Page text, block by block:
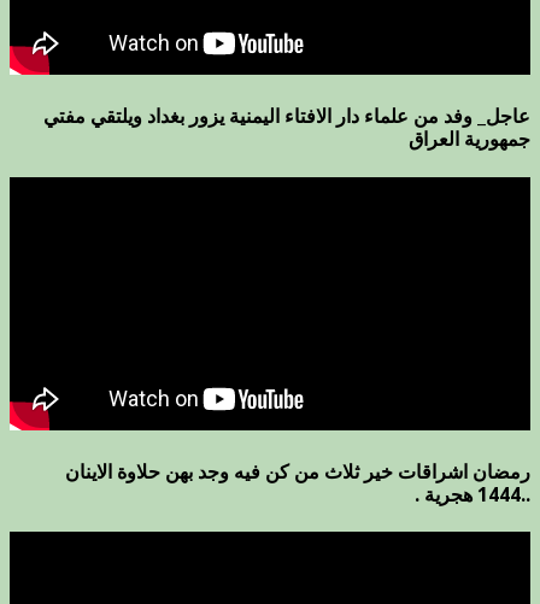
عاجل_ وفد من علماء دار الافتاء اليمنية يزور بغداد ويلتقي مفتي
جمهورية العراق
رمضان اشراقات خير ثلاث من كن فيه وجد بهن حلاوة الاينان
..1444 هجرية .